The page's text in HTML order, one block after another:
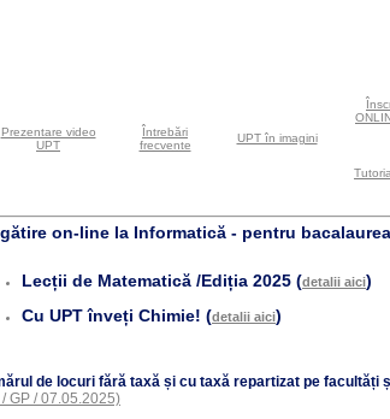
Prezentare video
UPT
Întrebări
frecvente
UPT în imagini
on-line la Informatică - pentru
Lecții de Matematică /Ediția 2025 (detalii aici)
Cu UPT înveți Chimie! (detalii aici)
de locuri fără taxă și cu taxă repartizat pe facultăți
GP / 07.05.2025)